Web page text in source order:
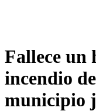
Fallece un
incendio
municipio